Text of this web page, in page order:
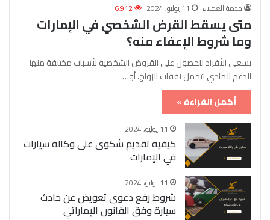
خدمة العملاء 11 يوليو، 2024 6٬912
متى يسقط القرض الشخصي في الإمارات
وما شروط الإعفاء منه؟
يسعى الأفراد للحصول على القروض الشخصية لأسباب مختلفة منها
الدعم المادي لتحمل نفقات الزواج، أو…
أكمل القراءة »
11 يوليو، 2024
كيفية تقديم شكوى على وكالة سيارات
في الإمارات
11 يوليو، 2024
شروط رفع دعوى تعويض عن حادث
سيارة وفق القانون الإماراتي